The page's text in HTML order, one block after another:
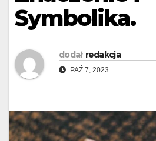
Symbolika.
dodał redakcja
PAŹ 7, 2023